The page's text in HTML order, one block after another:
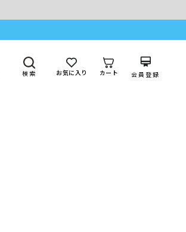
検索 お気に入り カート 会員登録